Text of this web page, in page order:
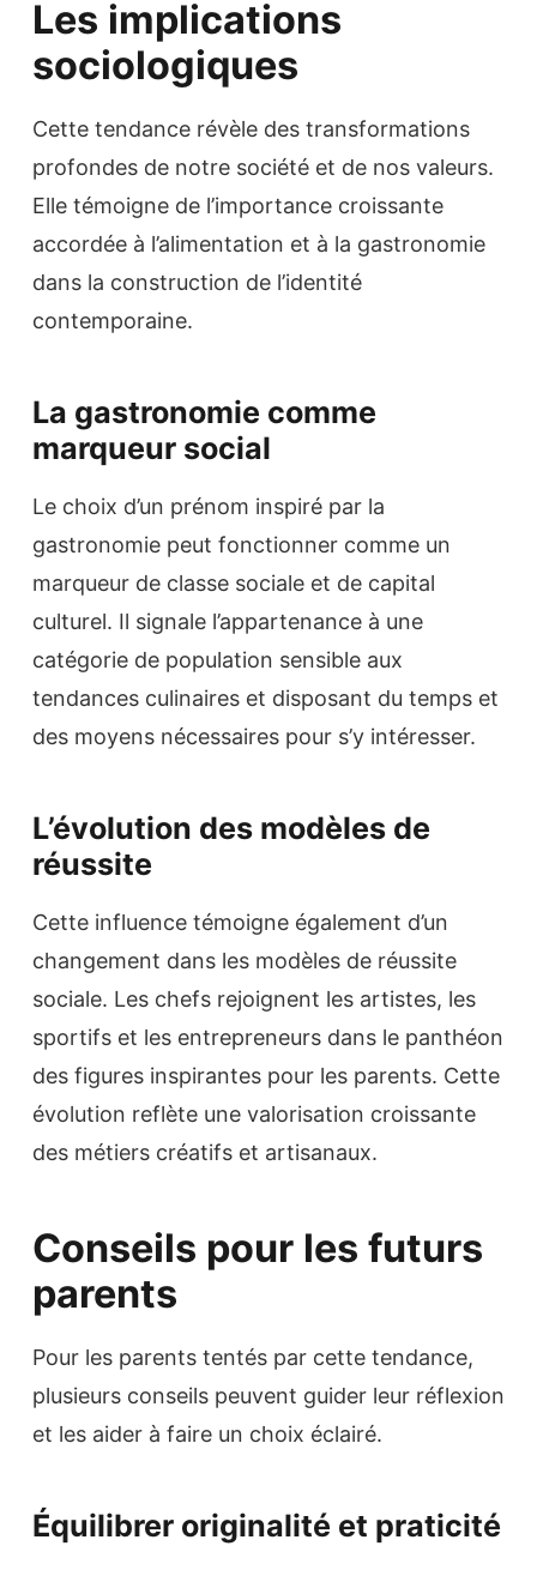
Les implications
sociologiques
Cette tendance révèle des transformations
profondes de notre société et de nos valeurs.
Elle témoigne de l’importance croissante
accordée à l’alimentation et à la gastronomie
dans la construction de l’identité
contemporaine.
La gastronomie comme
marqueur social
Le choix d’un prénom inspiré par la
gastronomie peut fonctionner comme un
marqueur de classe sociale et de capital
culturel. Il signale l’appartenance à une
catégorie de population sensible aux
tendances culinaires et disposant du temps et
des moyens nécessaires pour s’y intéresser.
L’évolution des modèles de
réussite
Cette influence témoigne également d’un
changement dans les modèles de réussite
sociale. Les chefs rejoignent les artistes, les
sportifs et les entrepreneurs dans le panthéon
des figures inspirantes pour les parents. Cette
évolution reflète une valorisation croissante
des métiers créatifs et artisanaux.
Conseils pour les futurs
parents
Pour les parents tentés par cette tendance,
plusieurs conseils peuvent guider leur réflexion
et les aider à faire un choix éclairé.
Équilibrer originalité et praticité